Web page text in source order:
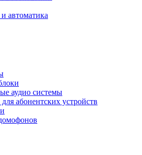
автоматика
аудио системы
абонентских устройств